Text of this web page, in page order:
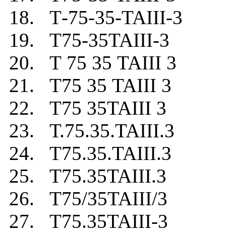
18. Т-75-35-TAIII-3
19. Т75-35TAIII-3
20. Т 75 35 TAIII 3
21. Т75 35 TAIII 3
22. Т75 35TAIII 3
23. Т.75.35.TAIII.3
24. Т75.35.TAIII.3
25. Т75.35TAIII.3
26. Т75/35TAIII/3
27. Т75.35TAIII-3